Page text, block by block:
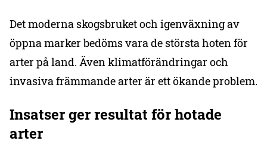
Det moderna skogsbruket och igenväxning av
öppna marker bedöms vara de största hoten för
arter på land. Även klimatförändringar och
invasiva främmande arter är ett ökande problem.
Insatser ger resultat för hotade
arter